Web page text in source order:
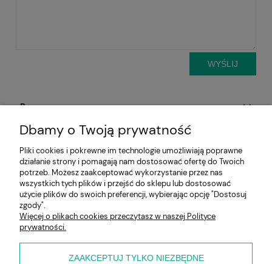
WYŚLIJ
Pomoc
Aktualności
Moje konto
Płatności i dostawa
Informacje
Dbamy o Twoją prywatność
Pliki cookies i pokrewne im technologie umożliwiają poprawne
działanie strony i pomagają nam dostosować ofertę do Twoich
potrzeb. Możesz zaakceptować wykorzystanie przez nas
wszystkich tych plików i przejść do sklepu lub dostosować
użycie plików do swoich preferencji, wybierając opcję "Dostosuj
zgody".
Więcej o plikach cookies przeczytasz w naszej Polityce
prywatności.
ZAAKCEPTUJ TYLKO NIEZBĘDNE